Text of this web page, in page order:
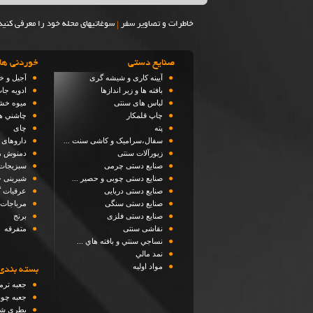
خاطرات و تصاویر سفر | سوغاتیهای محله خود را معرفی
صنایع دستی
● آیینه کاری و شیشه گری
● بافته ها و زیر اندازها
● لباس های سنتی
● چاپ قلمکار
● پته
● سفال،سرامیک و کاشی سنت ...
● زیورآلات سنتی
● صنایع دستی چرمی
● صنایع دستی چوبی و حصیر ...
● صنایع دستی دریایی
● صنایع دستی سنگی
● صنایع دستی فلزی
● نقاشی سنتی
● نساجي سنتي و بافته هاي ...
● نمد مالي
● مواد اوليه
خوردنی
● آجیل و
● ادویه
● میوه
● چاشني
● چای
●
● دمنوش
●
● شیرینی
● عرقیات
●
● برنج
● متفرقه
بسته
● جعبه
● جعبه
● بطری